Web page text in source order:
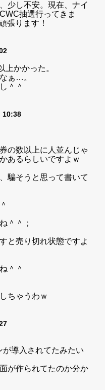
少し不安。現在、ナイ
抽選行ってきま
張ります！
上かかった。
ぁ…。
＾＾
10:38
の数以上に人並んじゃ
あるらしいですよｗ
騙そうと思って書いて
＾＾；
と売り切れ状態ですよ
＾＾
ちゃうわｗ
導入されてたみたい
が作られてたのか分か